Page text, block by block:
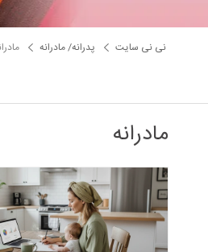
نی نی سایت پدرانه/ مادرانه
مادرانه